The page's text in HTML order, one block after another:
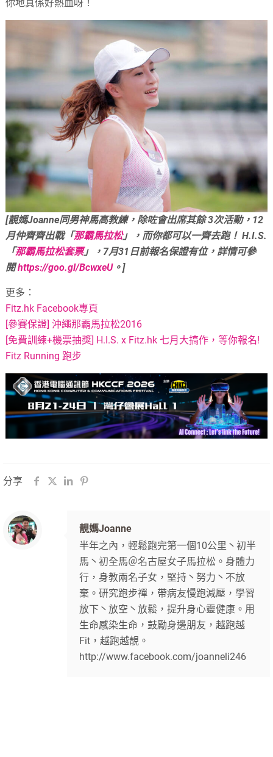
你地真係好熱血呀！
[靚媽Joanne同男神馬高教練，除咗會出席其餘 3次活動，12
月仲齊齊出戰「那霸馬拉松」，而你都可以一齊去跑！ H.I.S.
「那霸馬拉松套票」，7月31日前報名保證有位，詳情可參
閱https://goo.gl/BcwxeU。]
更多：
Fitz.hk Facebook專頁
[參賽保證] 沖繩那霸馬拉松2016
[免費訓練+機票抽獎] H.I.S. x Fitz.hk 七月大搞作，等你報名!
Fitz Running 跑步
分享
靚媽Joanne
半年之內，輕鬆跑完第一個10公里丶初半
馬丶初全馬＠名古屋女子馬拉松。身體力
行，身教兩名子女，堅持丶努力丶不放
棄。研究跑步禪，帶病友慢跑減壓，學習
放下丶放空丶放鬆，提升身心靈健康。用
生命感染生命，鼓勵身邊朋友，越跑越
Fit，越跑越靚。
http://www.facebook.com/joanneli246